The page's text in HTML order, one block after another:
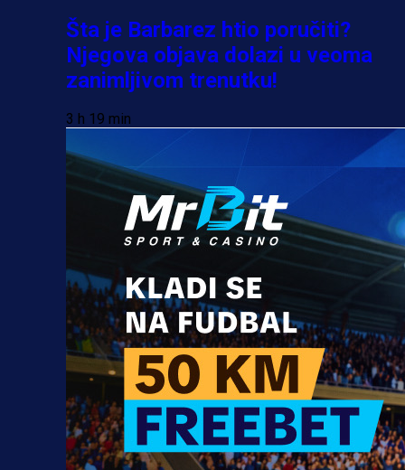
Šta je Barbarez htio poručiti?
Njegova objava dolazi u veoma
zanimljivom trenutku!
3 h 19 min